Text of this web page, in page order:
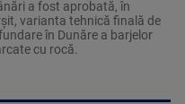
a fost aprobată, în
varianta tehnică finală de
în Dunăre a barjelor
cu rocă.